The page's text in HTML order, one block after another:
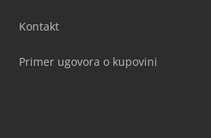
Kontakt
Primer ugovora o kupovini